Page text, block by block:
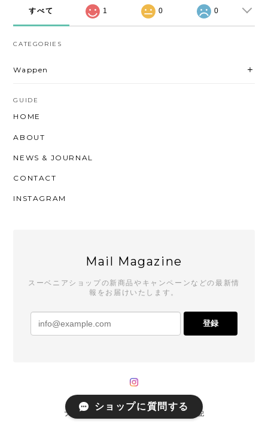
すべて 1 0 0
CATEGORIES
Wappen
GUIDE
HOME
ABOUT
NEWS & JOURNAL
CONTACT
INSTAGRAM
Mail Magazine
スーベニアショップの新商品やキャンペーンなどの最新情
報をお届けいたします。
登録
プライバシーポリシー 特定商取引法に基づく表記
ショップに質問する